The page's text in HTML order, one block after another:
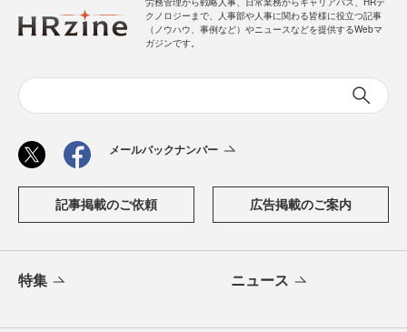
クノロジーまで、人事部や人事に関わる皆様に役立つ記事
（ノウハウ、事例など）やニュースなどを提供するWebマ
ガジンです。
メールバックナンバー
記事掲載のご依頼 広告掲載のご案内
特集 ニュース